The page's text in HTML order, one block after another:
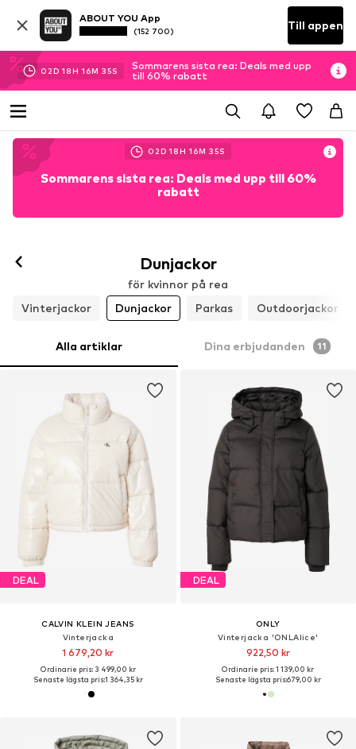
ABOUT YOU App
(152 700) Till appen
02D 18H 16M 33S
Sommarens sista rea: Deals med upp
till 60% rabatt
02D 18H 16M 33S
Sommarens sista rea: Deals med upp till 60%
rabatt
Dunjackor
för kvinnor på rea
Vinterjackor
Dunjackor Parkas Outdoorjackor
Alla artiklar Dina erbjudanden 11
DEAL
CALVIN KLEIN JEANS
Vinterjacka
1 679,20 kr
Ordinarie pris: 3 499,00 kr
Senaste lägsta pris:1 364,35 kr
DEAL
ONLY
Vinterjacka 'ONLAlice'
922,50 kr
Ordinarie pris: 1 139,00 kr
Senaste lägsta pris:679,00 kr